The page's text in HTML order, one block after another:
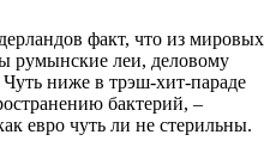
факт, что из мировых
румынские леи, деловому
Чуть ниже в трэш-хит-параде
бактерий, –
евро чуть ли не стерильны.